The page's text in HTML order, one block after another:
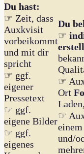
Du hast:
☞ Zeit, dass
Auxkvisit
vorbeikommt
und mit dir
spricht
☞ ggf.
eigener
Pressetext
☞ ggf.
eigene Bilder
☞ ggf.
eigenes
Du
☞
☞
Ort
☞
und/